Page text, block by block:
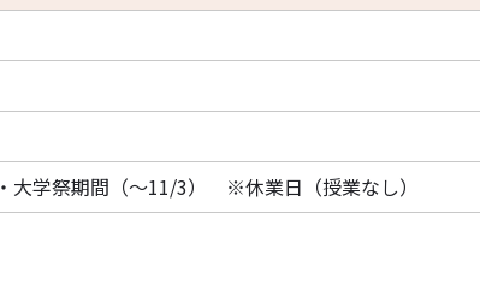
・大学祭期間（～11/3） ※休業日（授業なし）